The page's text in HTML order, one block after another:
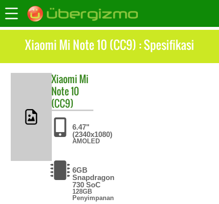
Xiaomi Mi Note 10 (CC9) : Spesifikasi
Xiaomi Mi
Note 10
(CC9)
6.47"
(2340x1080)
AMOLED
6GB
Snapdragon
730 SoC
128GB
Penyimpanan